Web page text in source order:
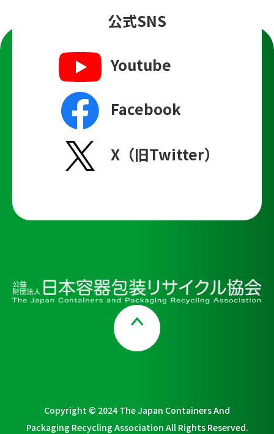
公式SNS
Youtube
Facebook
X（旧Twitter）
Copyright © 2024 The Japan Containers And
Packaging Recycling Association All Rights Reserved.